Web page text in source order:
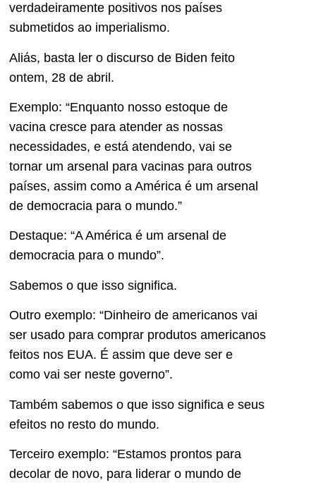
verdadeiramente positivos nos países
submetidos ao imperialismo.
Aliás, basta ler o discurso de Biden feito
ontem, 28 de abril.
Exemplo: “Enquanto nosso estoque de
vacina cresce para atender as nossas
necessidades, e está atendendo, vai se
tornar um arsenal para vacinas para outros
países, assim como a América é um arsenal
de democracia para o mundo.”
Destaque: “A América é um arsenal de
democracia para o mundo”.
Sabemos o que isso significa.
Outro exemplo: “Dinheiro de americanos vai
ser usado para comprar produtos americanos
feitos nos EUA. É assim que deve ser e
como vai ser neste governo”.
Também sabemos o que isso significa e seus
efeitos no resto do mundo.
Terceiro exemplo: “Estamos prontos para
decolar de novo, para liderar o mundo de